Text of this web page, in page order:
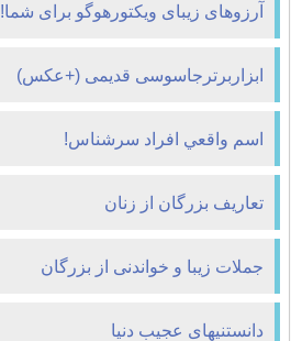
آرزوهای زیبای ویکتورهوگو برای شما!
ابزاربرترجاسوسی قدیمی (+عکس)
اسم واقعي افراد سرشناس!
تعاریف بزرگان از زنان
جملات زیبا و خواندنی از بزرگان
دانستنیهای عجیب دنیا